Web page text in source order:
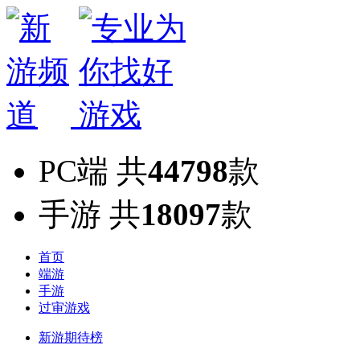
PC端 共44798款
手游 共18097款
首页
端游
手游
过审游戏
新游期待榜